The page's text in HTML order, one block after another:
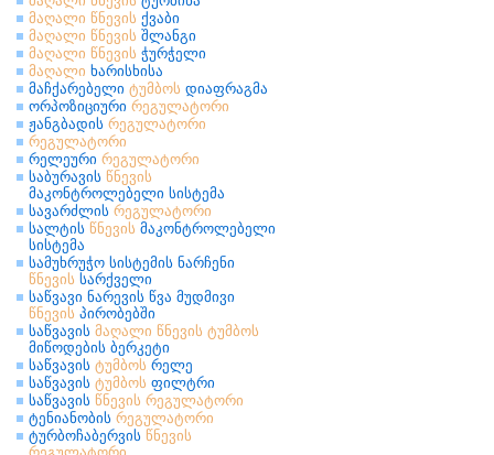
მაღალი წნევის ქვაბი
მაღალი წნევის შლანგი
მაღალი წნევის ჭურჭელი
მაღალი ხარისხისა
მაჩქარებელი ტუმბოს დიაფრაგმა
ორპოზიციური რეგულატორი
ჟანგბადის რეგულატორი
რეგულატორი
რელეური რეგულატორი
საბურავის წნევის
მაკონტროლებელი სისტემა
სავარძლის რეგულატორი
სალტის წნევის მაკონტროლებელი
სისტემა
სამუხრუჭო სისტემის ნარჩენი
წნევის სარქველი
საწვავი ნარევის წვა მუდმივი
წნევის პირობებში
საწვავის მაღალი წნევის ტუმბოს
მიწოდების ბერკეტი
საწვავის ტუმბოს რელე
საწვავის ტუმბოს ფილტრი
საწვავის წნევის რეგულატორი
ტენიანობის რეგულატორი
ტურბოჩაბერვის წნევის